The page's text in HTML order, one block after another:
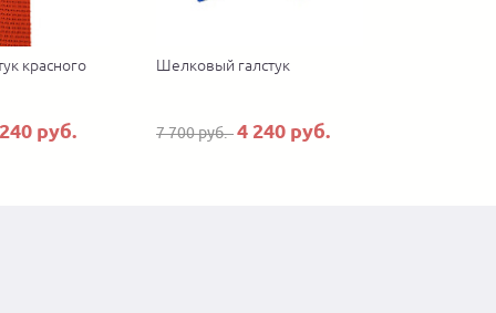
красного
руб.
Шелковый галстук
7 700 руб.4 240 руб.